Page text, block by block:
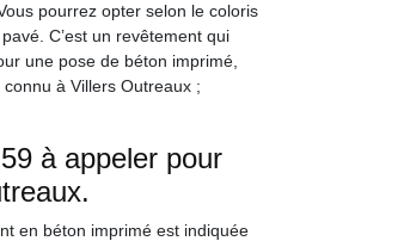
pourrez opter selon le coloris
C’est un revêtement qui
une pose de béton imprimé,
à Villers Outreaux ;
à appeler pour
en béton imprimé est indiquée